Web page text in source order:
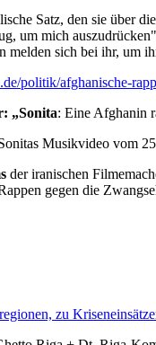
Satz, den sie über
um mich
melden sich bei ihr, um
politik/afghanische-
„Sonita: Eine Afghanin
Musikvideo vom
der iranischen
gegen die
zu